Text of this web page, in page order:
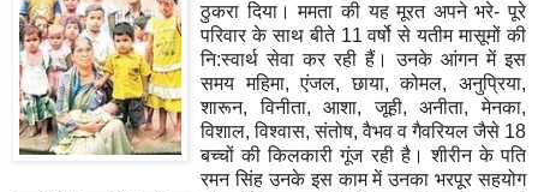
ठुकरा दिया। ममता की यह मूरत अपने भरे- पूरे
परिवार के साथ बीते 11 वर्षो से यतीम मासूमों की
नि:स्वार्थ सेवा कर रही हैं। उनके आंगन में इस
समय महिमा, एंजल, छाया, कोमल, अनुप्रिया,
शारून, विनीता, आशा, जूही, अनीता, मेनका,
विशाल, विश्वास, संतोष, वैभव व गैवरियल जैसे 18
बच्चों की किलकारी गूंज रही है। शीरीन के पति
रमन सिंह उनके इस काम में उनका भरपूर सहयोग